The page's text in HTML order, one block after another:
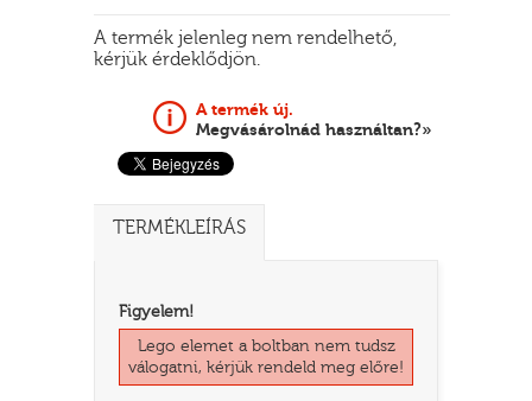
A termék jelenleg nem rendelhető,
kérjük érdeklődjön.
A termék új.
Megvásárolnád használtan?»
TERMÉKLEÍRÁS
Figyelem!
Lego elemet a boltban nem tudsz
válogatni, kérjük rendeld meg előre!